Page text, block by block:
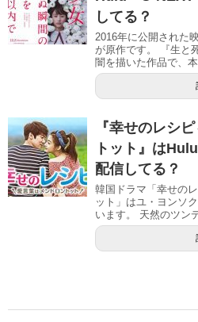
してる？
2016年に公開された
が原作です。 『生と
闇を描いた作品で、
『幸せのレシ
トット』は
配信してる？
韓国ドラマ「幸せの
ット」はユ・ヨンソ
います。 天然のツン